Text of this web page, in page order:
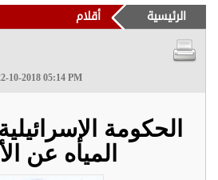
الرئيسية أقلام
10-2018 05:14 PM
الحكومة
المياه عن